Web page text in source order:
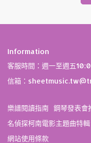
Information
客服時間：週一至週五
信箱：
樂譜閱讀指南 鋼琴發表會
名偵探柯南電影主題曲特輯
網站使用條款